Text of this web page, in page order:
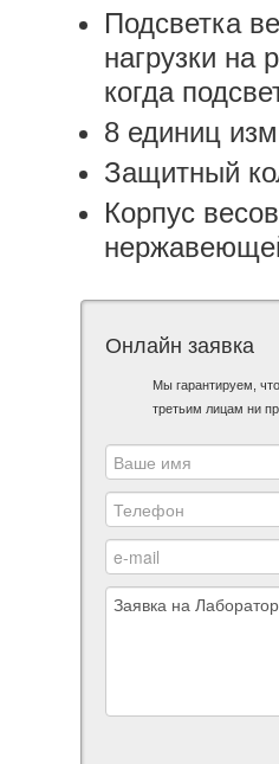
Подсветка
нагрузки
когда
8 единиц
Защитный
Корпус
Онлайн заявка
Мы гарантируем,
третьим лицам ни